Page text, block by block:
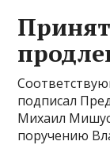
подписал
Михаил
поручению